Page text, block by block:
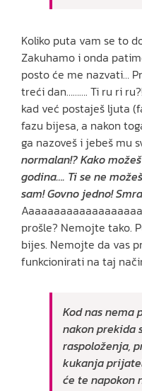
Koliko puta vam se to
Zakuhamo i onda
posto će me nazvati…
treći dan………. Ti ru ri
kad već postaješ ljuta
fazu bijesa, a nakon
ga nazoveš i jebeš mu
normalan!? Kako
godina…. Ti se ne
sam! Govno jedno!
prošle? Nemojte tako.
bijes. Nemojte da vas
funkcionirati na taj
Kod nas nema
nakon prekida
raspoloženja,
kukanja
će te napokon